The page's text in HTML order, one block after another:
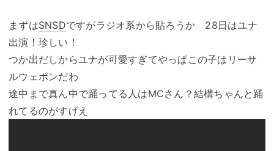
まずはSNSDですがラジオ系から貼ろうか 28日はユナ
出演！珍しい！
つか出だしからユナが可愛すぎてやっぱこの子はリーサ
ルウェポンだわ
途中まで真ん中で踊ってる人はMCさん？結構ちゃんと踊
れてるのがすげえ